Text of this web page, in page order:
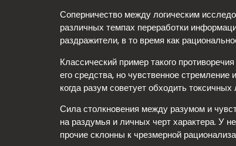
Соперничество между логическим
различных темпах переработки
раздражители, в то время как
Классический пример такого
его средства, но чувственное
когда разум советует обходить
Сила столкновения между разумом и
на раздумья и личных черт характера. У
прочие склонны к чрезмерной